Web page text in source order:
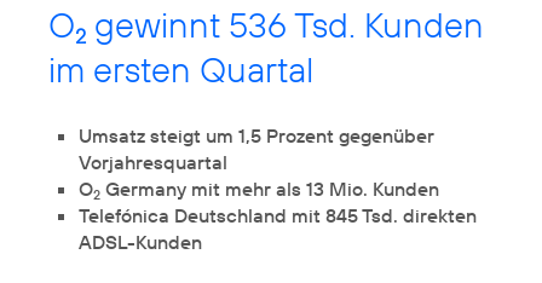
O2 gewinnt 536 Tsd. Kunden
im ersten Quartal
Umsatz steigt um 1,5 Prozent gegenüber
Vorjahresquartal
O2 Germany mit mehr als 13 Mio. Kunden
Telefónica Deutschland mit 845 Tsd. direkten
ADSL-Kunden